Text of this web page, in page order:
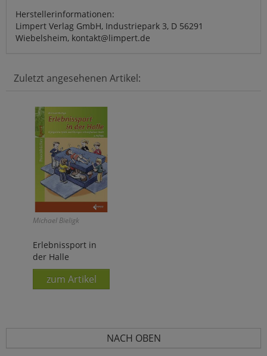
Herstellerinformationen:
Limpert Verlag GmbH, Industriepark 3, D 56291
Wiebelsheim, kontakt@limpert.de
Zuletzt angesehenen Artikel:
Michael Bieligk
Erlebnissport in
der Halle
zum Artikel
NACH OBEN